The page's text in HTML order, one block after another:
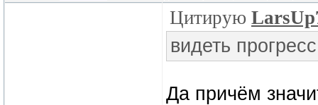
Цитирую
видеть прогресс
Да причём